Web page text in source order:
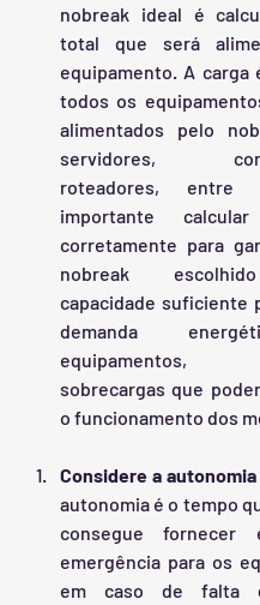
nobreak ideal é
total que será
equipamento. A carga
todos os
alimentados pelo
servidores,
roteadores, entre
importante
corretamente para
nobreak
capacidade suficiente
demanda
equipamentos,
sobrecargas que
o funcionamento dos
Considere a
autonomia é o tempo
consegue fornecer
emergência para os
em caso de falta